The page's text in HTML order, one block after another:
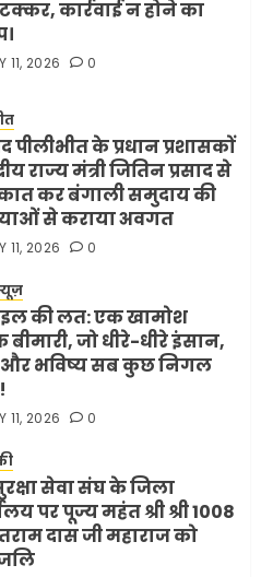
कार्रवाई न होने का
11, 2026 0
पीलीभीत के प्रधान प्रशासकों
राज्य मंत्री जितिन प्रसाद से
कर बंगाली समुदाय की
से कराया अवगत
11, 2026 0
की लत: एक खामोश
बीमारी, जो धीरे-धीरे इंसान,
और भविष्य सब कुछ निगल
11, 2026 0
सेवा संघ के जिला
पर पूज्य महंत श्री श्री 1008
दास जी महाराज को